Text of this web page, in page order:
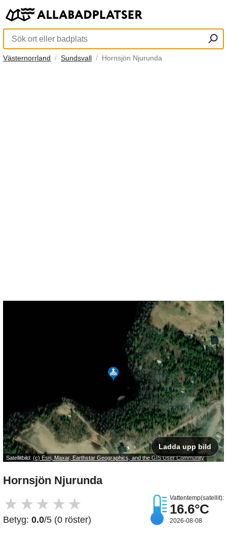
Västernorrland Sundsvall Hornsjön Njurunda
Satellitbild: (c) Esri, Maxar, Earthstar Geographics, and the GIS User Community
Ladda upp bild
Hornsjön Njurunda
★ ★ ★ ★ ★
Betyg: 0.0/5 (0 röster)
Vattentemp(satellit):
16.6°C
2026-08-08